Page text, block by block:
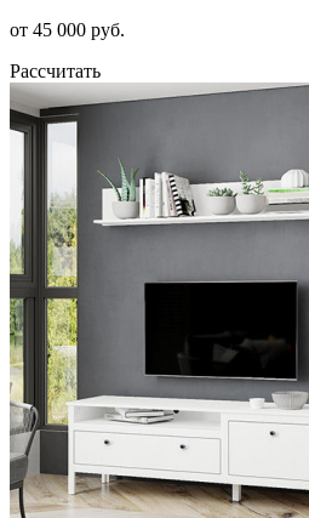
от 45 000 руб.
Рассчитать